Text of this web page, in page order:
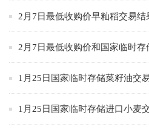
2月7日最低收购价早籼稻交易结
2月7日最低收购价和国家临时
1月25日国家临时存储菜籽油交
1月25日国家临时存储进口小麦